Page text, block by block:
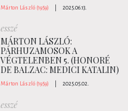
Márton László (1959) 2025.06.13.
esszé
MÁRTON LÁSZLÓ:
PÁRHUZAMOSOK A
VÉGTELENBEN 5. (HONORÉ
DE BALZAC: MEDICI KATALIN)
Márton László (1959) 2025.05.02.
esszé